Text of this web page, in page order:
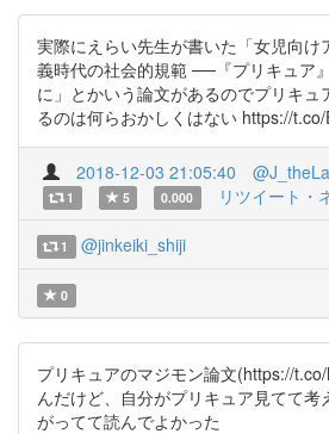
実際にえらい先生が書いた「女児向け
義時代の社会的規範 ──『プリキュア
に」とかいう論文があるのでプリキュ
るのは何らおかしくはない https://
2018-12-03 21:05:40
1 5 0.000 リツイート・
1 @jinkeiki_shiji
0
プリキュアのマジモン論文(https://
んだけど、自分がプリキュア見てて考
がってて読んでよかった